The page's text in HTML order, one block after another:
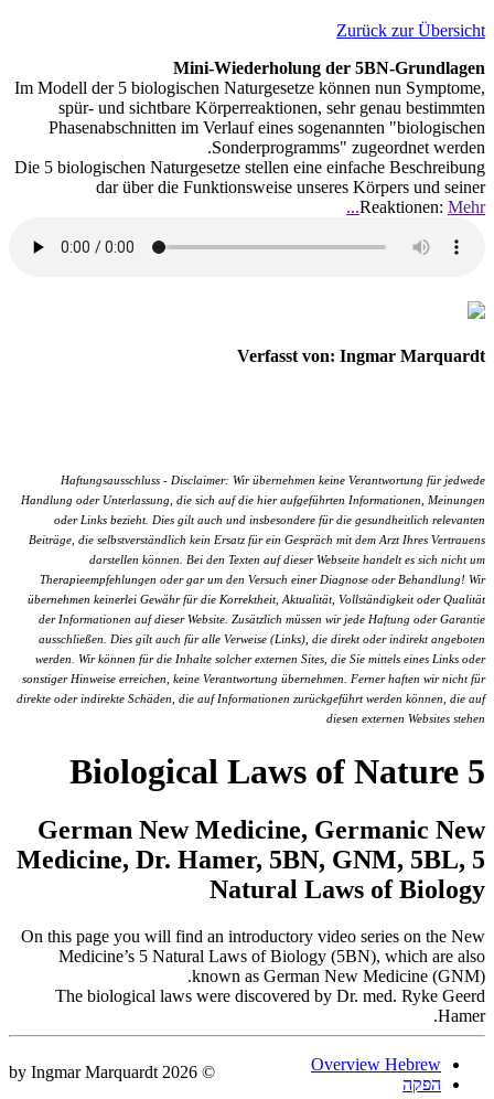
Zurück zur Übersicht
Mini-Wiederholung der 5BN-Grundlagen
Im Modell der 5 biologischen Naturgesetze können nun Symptome,
spür- und sichtbare Körperreaktionen, sehr genau bestimmten
Phasenabschnitten im Verlauf eines sogenannten "biologischen
Sonderprogramms" zugeordnet werden.
Die 5 biologischen Naturgesetze stellen eine einfache Beschreibung
dar über die Funktionsweise unseres Körpers und seiner
Reaktionen: Mehr...
Verfasst von: Ingmar Marquardt
Haftungsausschluss - Disclaimer: Wir übernehmen keine Verantwortung für jedwede
Handlung oder Unterlassung, die sich auf die hier aufgeführten Informationen, Meinungen
oder Links bezieht. Dies gilt auch und insbesondere für die gesundheitlich relevanten
Beiträge, die selbstverständlich kein Ersatz für ein Gespräch mit dem Arzt Ihres Vertrauens
darstellen können. Bei den Texten auf dieser Webseite handelt es sich nicht um
Therapieempfehlungen oder gar um den Versuch einer Diagnose oder Behandlung! Wir
übernehmen keinerlei Gewähr für die Korrektheit, Aktualität, Vollständigkeit oder Qualität
der Informationen auf dieser Website. Zusätzlich müssen wir jede Haftung oder Garantie
ausschließen. Dies gilt auch für alle Verweise (Links), die direkt oder indirekt angeboten
werden. Wir können für die Inhalte solcher externen Sites, die Sie mittels eines Links oder
sonstiger Hinweise erreichen, keine Verantwortung übernehmen. Ferner haften wir nicht für
direkte oder indirekte Schäden, die auf Informationen zurückgeführt werden können, die auf
diesen externen Websites stehen
5 Biological Laws of Nature
German New Medicine, Germanic New
Medicine, Dr. Hamer, 5BN, GNM, 5BL, 5
Natural Laws of Biology
On this page you will find an introductory video series on the New
Medicine’s 5 Natural Laws of Biology (5BN), which are also
known as German New Medicine (GNM).
The biological laws were discovered by Dr. med. Ryke Geerd
Hamer.
© 2026 by Ingmar Marquardt
Overview Hebrew
הפקה